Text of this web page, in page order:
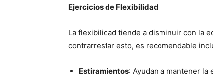
Ejercicios de Flexibilidad
La flexibilidad tiende a disminuir con la
contrarrestar esto, es recomendable
Estiramientos: Ayudan a mantener la